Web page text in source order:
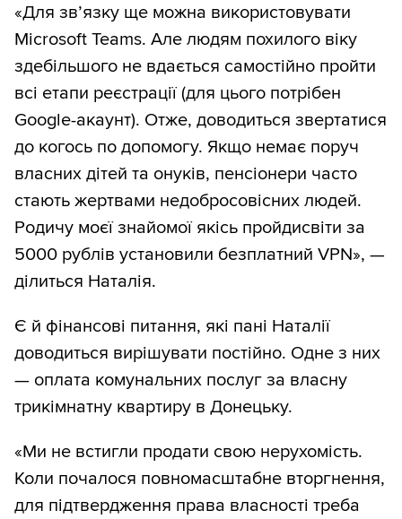
«Для зв’язку ще можна використовувати
Microsoft Teams. Але людям похилого віку
здебільшого не вдається самостійно пройти
всі етапи реєстрації (для цього потрібен
Google-акаунт). Отже, доводиться звертатися
до когось по допомогу. Якщо немає поруч
власних дітей та онуків, пенсіонери часто
стають жертвами недобросовісних людей.
Родичу моєї знайомої якісь пройдисвіти за
5000 рублів установили безплатний VPN», —
ділиться Наталія.
Є й фінансові питання, які пані Наталії
доводиться вирішувати постійно. Одне з них
— оплата комунальних послуг за власну
трикімнатну квартиру в Донецьку.
«Ми не встигли продати свою нерухомість.
Коли почалося повномасштабне вторгнення,
для підтвердження права власності треба